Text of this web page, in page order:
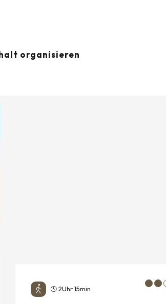
organisieren
2Uhr 15min